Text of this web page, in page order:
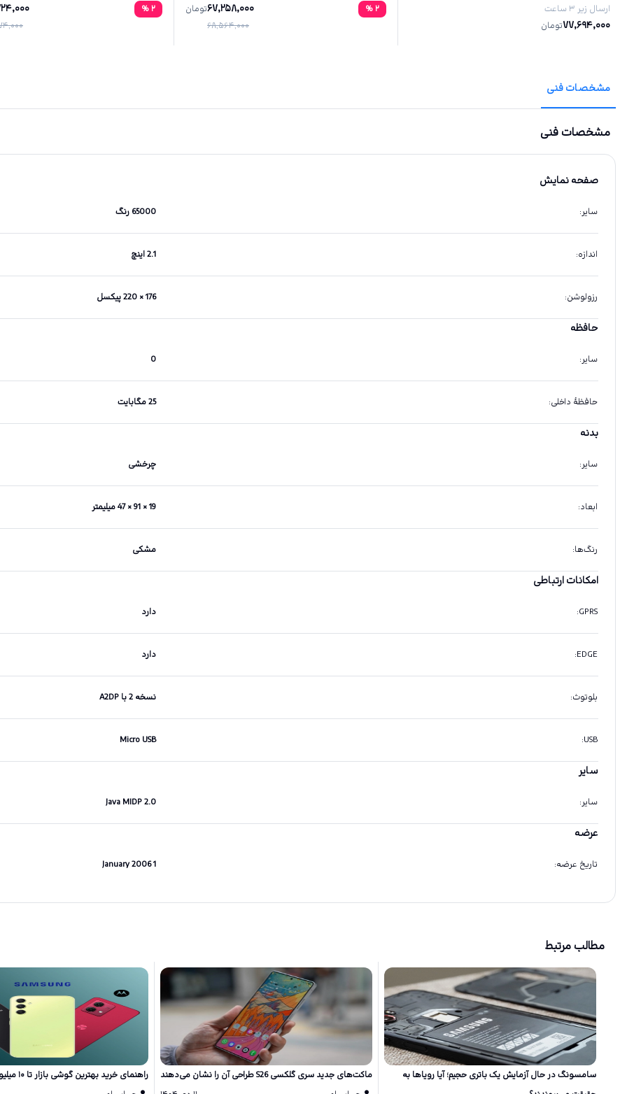
ارسال زیر ۳ ساعت
77,694,000تومان
2
%
67,258,000
68,564,000
تومان
2
%
مشخصات فنی
مشخصات فنی
صفحه نمایش
سایر: 65000 رنگ
اندازه: 2.1 اینچ
رزولوشن: 176 × 220 پیکسل
حافظه
سایر:
0
حافظهٔ داخلی: 25 مگابایت
بدنه
سایر: چرخشی
ابعاد: 19 × 91 × 47 میلیمتر
رنگ‌ها: مشکی
امکانات ارتباطی
GPRS
: دارد
EDGE
: دارد
بلوتوث: نسخه 2 با A2DP
USB
:
Micro USB
سایر
سایر:
Java MIDP 2.0
عرضه
تاریخ عرضه:
1 January 2006
مطالب مرتبط
سامسونگ در حال آزمایش یک باتری حجیم؛ آیا رویاها به
ماکت‌های جدید سری گلکسی S26 طراحی آن را نشان می‌دهند
راهنمای خرید بهترین گوشی بازار تا ۱۰ میلیون تومان